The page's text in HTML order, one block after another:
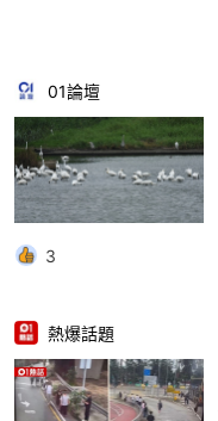
01論壇
3
熱爆話題